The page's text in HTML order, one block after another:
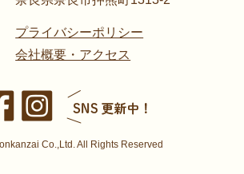
プライバシーポリシー
会社概要・アクセス
Co.,Ltd. All Rights Reserved